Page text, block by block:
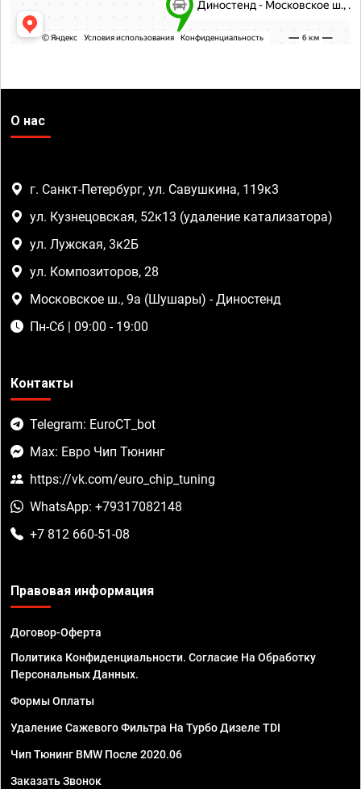
О нас
г. Санкт-Петербург, ул. Савушкина, 119к3
ул. Кузнецовская, 52к13 (удаление катализатора)
ул. Лужская, 3к2Б
ул. Композиторов, 28
Московское ш., 9а (Шушары) - Диностенд
Пн-Сб | 09:00 - 19:00
Контакты
Telegram: EuroCT_bot
Max: Евро Чип Тюнинг
https://vk.com/euro_chip_tuning
WhatsApp: +79317082148
+7 812 660-51-08
Правовая информация
Договор-Оферта
Политика Конфиденциальности. Согласие На Обработку
Персональных Данных.
Формы Оплаты
Удаление Сажевого Фильтра На Турбо Дизеле TDI
Чип Тюнинг BMW После 2020.06
Заказать Звонок